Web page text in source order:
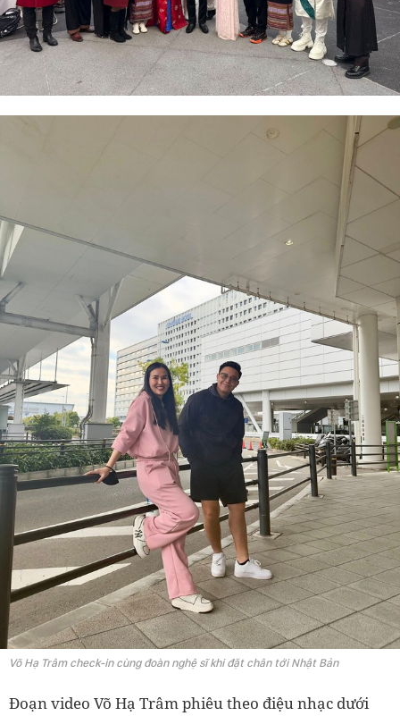
Võ Hạ Trâm check-in cùng đoàn nghệ sĩ khi đặt chân tới Nhật Bản
Đoạn video Võ Hạ Trâm phiêu theo điệu nhạc dưới